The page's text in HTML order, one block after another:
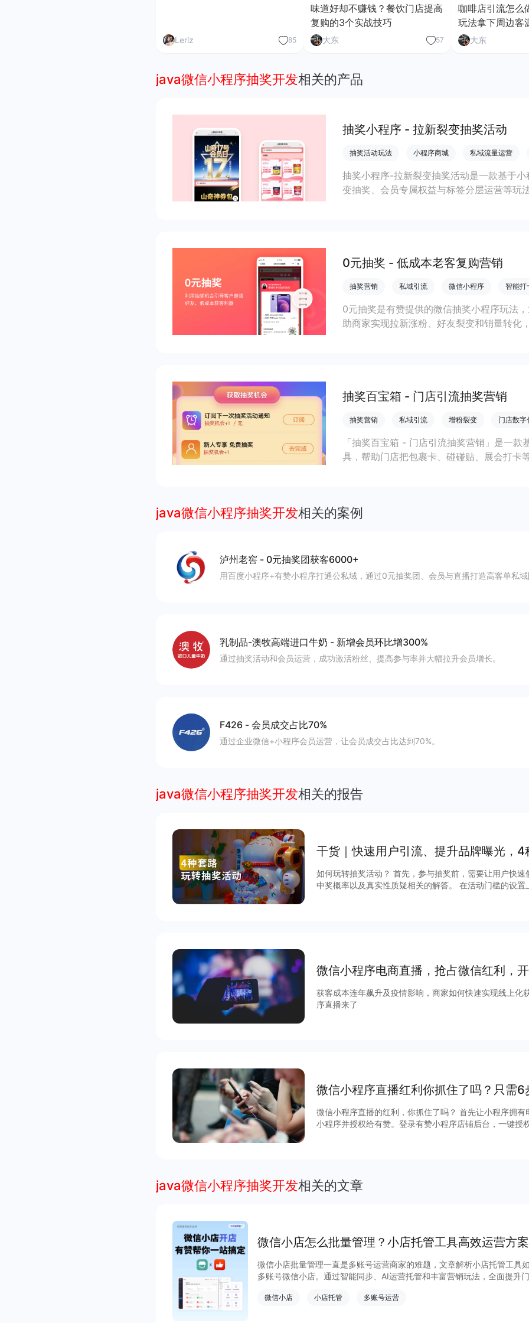
Leriz 85
味道好却不赚钱？餐饮门店提高
复购的3个实战技巧
大东 57
咖啡店引流怎么
玩法拿下周边客
大东
java微信小程序抽奖开发相关的产品
抽奖小程序 - 拉新裂变抽奖活动
抽奖活动玩法 小程序商城 私域流量运营
抽奖小程序-拉新裂变抽奖活动是一款基于
变抽奖、会员专属权益与标签分层运营等玩
0元抽奖 - 低成本老客复购营销
抽奖营销 私域引流 微信小程序 智能打
0元抽奖是有赞提供的微信抽奖小程序玩法
助商家实现拉新涨粉、好友裂变和销量转化
抽奖百宝箱 - 门店引流抽奖营销
抽奖营销 私域引流 增粉裂变 门店数字
「抽奖百宝箱 - 门店引流抽奖营销」是一
具，帮助门店把包裹卡、碰碰贴、展会打卡
java微信小程序抽奖开发相关的案例
泸州老窖 - 0元抽奖团获客6000+
用百度小程序+有赞小程序打通公私域，通过0元抽奖团、会员与直播打造高客单私
乳制品-澳牧高端进口牛奶 - 新增会员环比增300%
通过抽奖活动和会员运营，成功激活粉丝、提高参与率并大幅拉升会员增长。
F426 - 会员成交占比70%
通过企业微信+小程序会员运营，让会员成交占比达到70%。
java微信小程序抽奖开发相关的报告
干货｜快速用户引流、提升品牌曝光，
如何玩转抽奖活动？ 首先，参与抽奖前，需要让用户快
中奖概率以及真实性质疑相关的解答。 在活动门槛的设
微信小程序电商直播，抢占微信红利，
获客成本连年飙升及疫情影响，商家如何快速实现线上化
序直播来了
微信小程序直播红利你抓住了吗？只需
微信小程序直播的红利，你抓住了吗？ 首先让小程序拥
小程序并授权给有赞。登录有赞小程序店铺后台，一键授
java微信小程序抽奖开发相关的文章
微信小店怎么批量管理？小店托管工具高效运营方案
微信小店批量管理一直是多账号运营商家的难题，文章解析小店托管工具
多账号微信小店。通过智能同步、AI运营托管和丰富营销玩法，全面提升
微信小店 小店托管 多账号运营